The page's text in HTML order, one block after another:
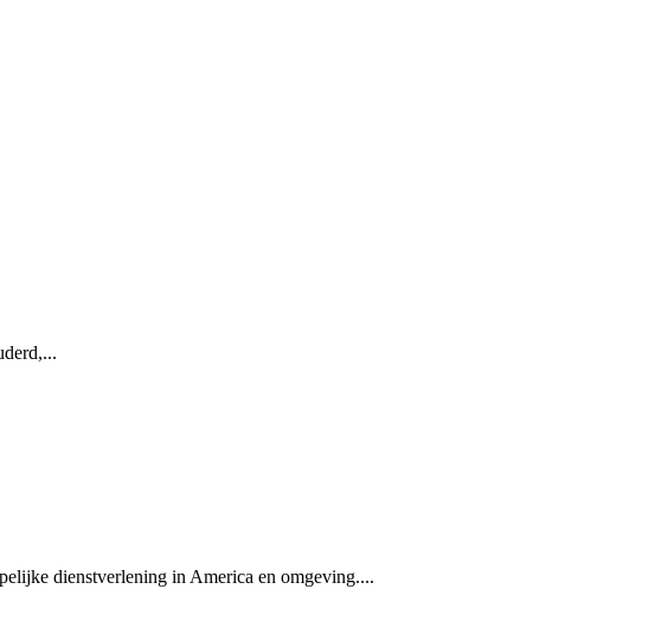
dienstverlening in America en omgeving....